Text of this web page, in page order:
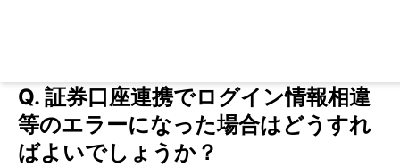
Q. 証券口座連携でログイン情報相違
等のエラーになった場合はどうすれ
ばよいでしょうか？